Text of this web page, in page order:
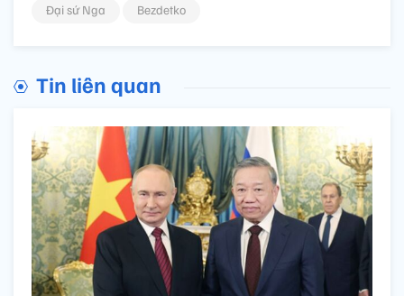
Đại sứ Nga
Bezdetko
Tin liên quan